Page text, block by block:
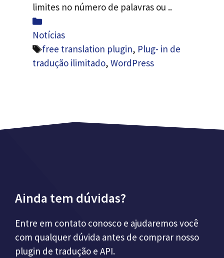
limites no número de palavras ou ..
Categorias
Notícias
Etiquetas
free translation plugin, Plug- in de
tradução ilimitado, WordPress
Ainda tem dúvidas?
Entre em contato conosco e ajudaremos você
com qualquer dúvida antes de comprar nosso
plugin de tradução e API.